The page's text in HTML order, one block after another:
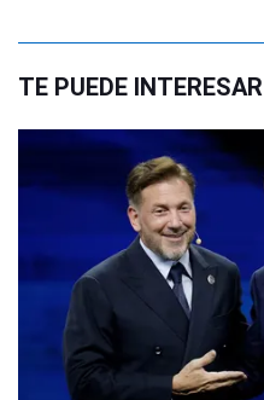
TE PUEDE INTERESAR